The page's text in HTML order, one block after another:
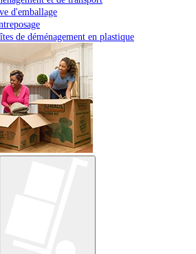
d'emballage
de déménagement en plastique